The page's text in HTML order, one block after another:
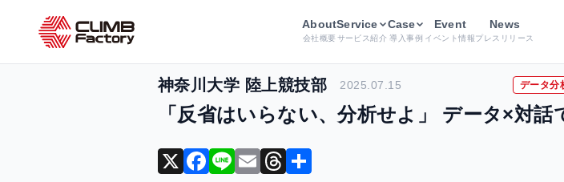
About
会社概要
Service
サービス紹介
Case
導入事例
Event
イベント情報
News
プレスリリース
データ分析・活用 「反省はいらない、分析せよ」 デ
神奈川大学 陸上競技部 2025.07.15 データ分
「反省はいらない、分析せよ」 データ×対
X F Li E T